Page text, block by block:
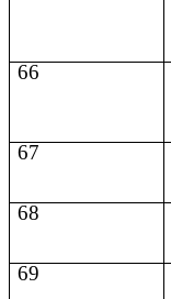
66
67
68
69